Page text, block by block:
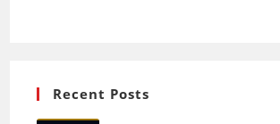
Recent Posts